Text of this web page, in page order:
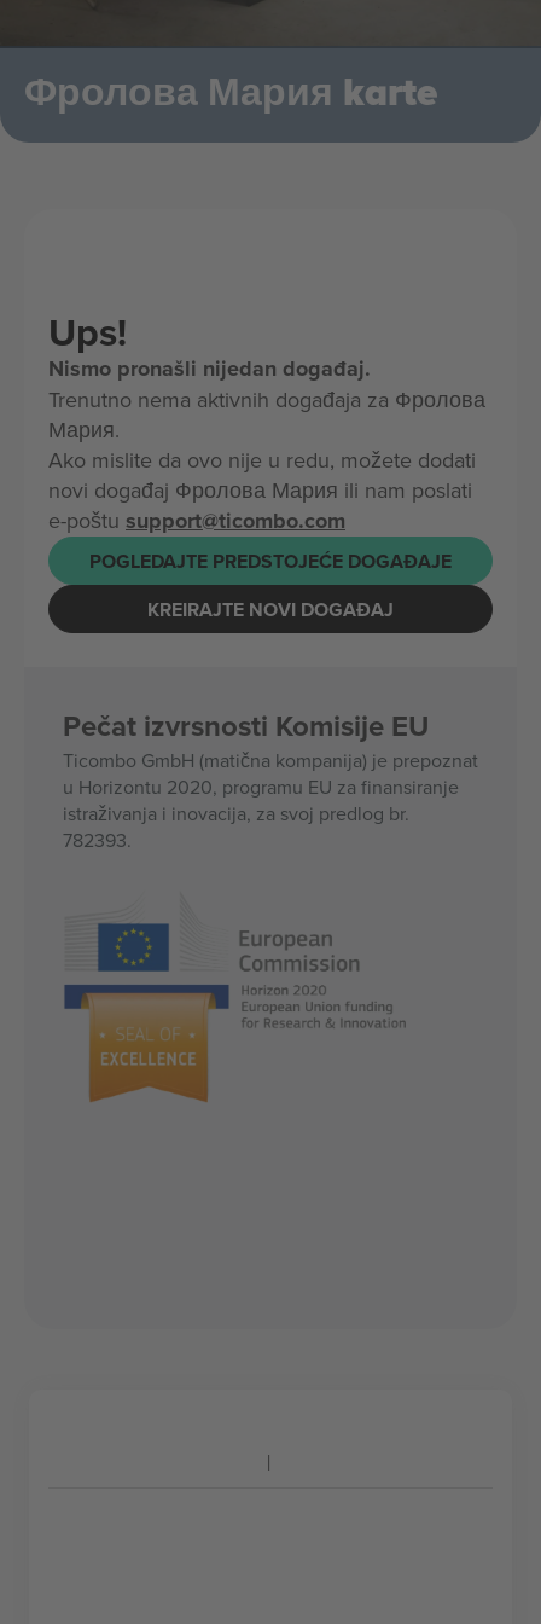
Фролова Мария karte
Ups!
Nismo pronašli nijedan događaj.
Trenutno nema aktivnih događaja za Фролова
Мария.
Ako mislite da ovo nije u redu, možete dodati
novi događaj Фролова Мария ili nam poslati
e-poštu support@ticombo.com
POGLEDAJTE PREDSTOJEĆE DOGAĐAJE
KREIRAJTE NOVI DOGAĐAJ
Pečat izvrsnosti Komisije EU
Ticombo GmbH (matična kompanija) je prepoznat
u Horizontu 2020, programu EU za finansiranje
istraživanja i inovacija, za svoj predlog br.
782393.